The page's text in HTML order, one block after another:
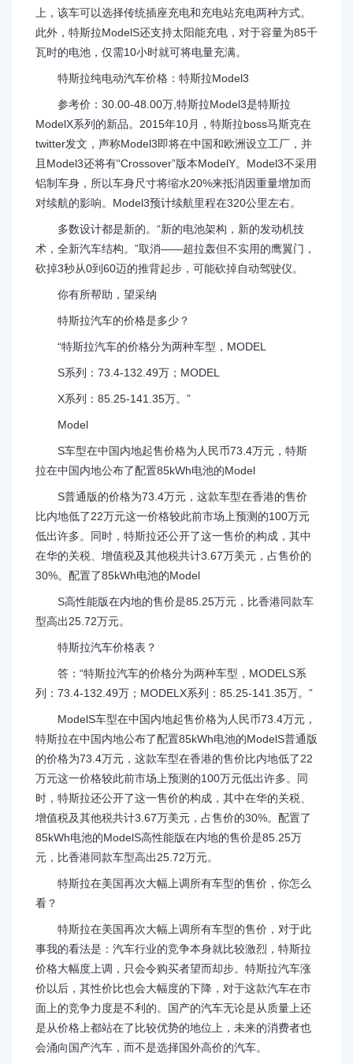
上，该车可以选择传统插座充电和充电站充电两种方式。
此外，特斯拉ModelS还支持太阳能充电，对于容量为85千
瓦时的电池，仅需10小时就可将电量充满。
特斯拉纯电动汽车价格：特斯拉Model3
参考价：30.00-48.00万,特斯拉Model3是特斯拉
ModelX系列的新品。2015年10月，特斯拉boss马斯克在
twitter发文，声称Model3即将在中国和欧洲设立工厂，并
且Model3还将有“Crossover”版本ModelY。Model3不采用
铝制车身，所以车身尺寸将缩水20%来抵消因重量增加而
对续航的影响。Model3预计续航里程在320公里左右。
多数设计都是新的。“新的电池架构，新的发动机技
术，全新汽车结构。”取消——超拉轰但不实用的鹰翼门，
砍掉3秒从0到60迈的推背起步，可能砍掉自动驾驶仪。
你有所帮助，望采纳
特斯拉汽车的价格是多少？
“特斯拉汽车的价格分为两种车型，MODEL
S系列：73.4-132.49万；MODEL
X系列：85.25-141.35万。”
Model
S车型在中国内地起售价格为人民币73.4万元，特斯
拉在中国内地公布了配置85kWh电池的Model
S普通版的价格为73.4万元，这款车型在香港的售价
比内地低了22万元这一价格较此前市场上预测的100万元
低出许多。同时，特斯拉还公开了这一售价的构成，其中
在华的关税、增值税及其他税共计3.67万美元，占售价的
30%。配置了85kWh电池的Model
S高性能版在内地的售价是85.25万元，比香港同款车
型高出25.72万元。
特斯拉汽车价格表？
答：“特斯拉汽车的价格分为两种车型，MODELS系
列：73.4-132.49万；MODELX系列：85.25-141.35万。”
ModelS车型在中国内地起售价格为人民币73.4万元，
特斯拉在中国内地公布了配置85kWh电池的ModelS普通版
的价格为73.4万元，这款车型在香港的售价比内地低了22
万元这一价格较此前市场上预测的100万元低出许多。同
时，特斯拉还公开了这一售价的构成，其中在华的关税、
增值税及其他税共计3.67万美元，占售价的30%。配置了
85kWh电池的ModelS高性能版在内地的售价是85.25万
元，比香港同款车型高出25.72万元。
特斯拉在美国再次大幅上调所有车型的售价，你怎么
看？
特斯拉在美国再次大幅上调所有车型的售价，对于此
事我的看法是：汽车行业的竞争本身就比较激烈，特斯拉
价格大幅度上调，只会令购买者望而却步。特斯拉汽车涨
价以后，其性价比也会大幅度的下降，对于这款汽车在市
面上的竞争力度是不利的。国产的汽车无论是从质量上还
是从价格上都站在了比较优势的地位上，未来的消费者也
会涌向国产汽车，而不是选择国外高价的汽车。